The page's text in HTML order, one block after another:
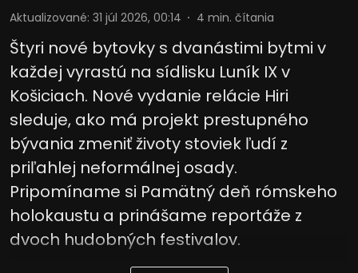
Aktualizované: 31 júl 2026, 00:14 4 min. čítania
Štyri nové bytovky s dvanástimi bytmi v
každej vyrastú na sídlisku Luník IX v
Košiciach. Nové vydanie relácie Hiri
sleduje, ako má projekt prestupného
bývania zmeniť životy stoviek ľudí z
priľahlej neformálnej osady.
Pripomíname si Pamätný deň rómskeho
holokaustu a prinášame reportáže z
dvoch hudobných festivalov.